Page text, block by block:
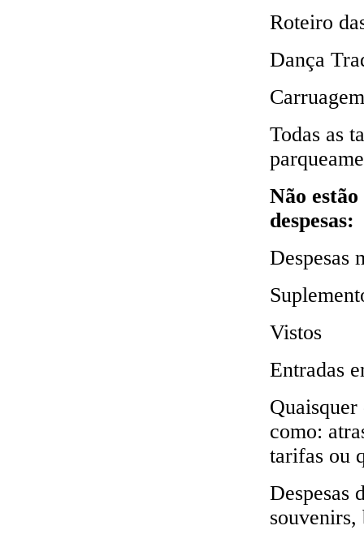
Roteiro
Dança
Todas as
Não
despesas:
Despesas
Vistos
Entradas
Quaisquer
como:
tarifas ou
Despesas
souvenirs,